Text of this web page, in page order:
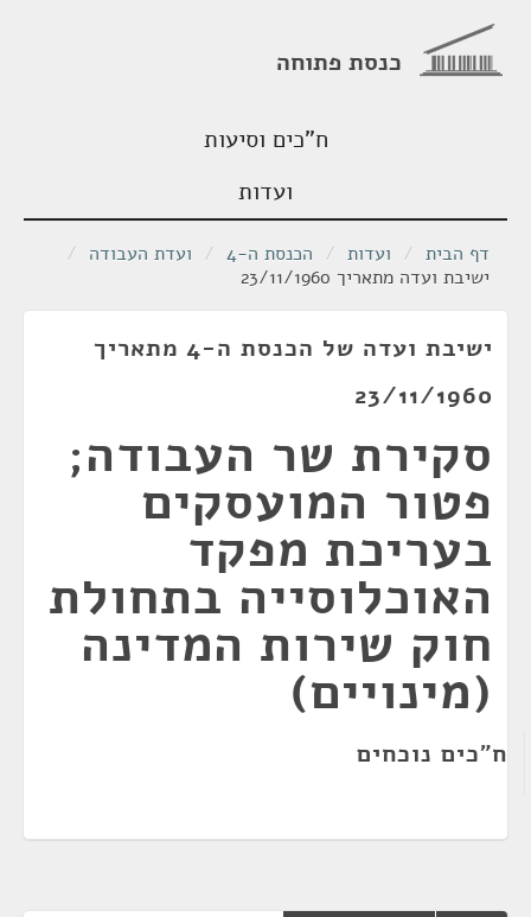
כנסת פתוחה
ח"כים וסיעות
ועדות
דף הבית / ועדות / הכנסת ה-4 / ועדת העבודה /
ישיבת ועדה מתאריך 23/11/1960
ישיבת ועדה של הכנסת ה-4 מתאריך
23/11/1960
סקירת שר העבודה;
פטור המועסקים
בעריכת מפקד
האוכלוסייה בתחולת
חוק שירות המדינה
(מינויים)
ח"כים נוכחים